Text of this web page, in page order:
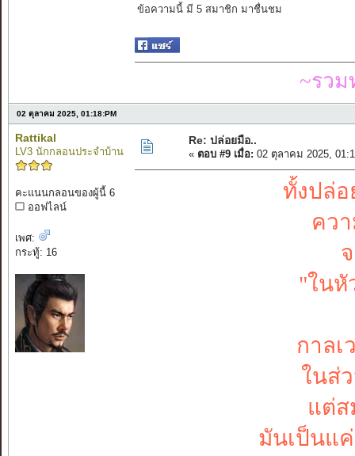
ข้อความนี้ มี 5 สมาชิก มาชื่นชม
~รวม
02 ตุลาคม 2025, 01:18:PM
Rattikal
LV3 นักกลอนประจำบ้าน
คะแนนกลอนของผู้นี้ 6
ออฟไลน์
เพศ:
กระทู้: 16
Re: ปล่อยมือ..
« ตอบ #9 เมื่อ: 02 ตุลาคม 2025,
ทั้งปล่
คว
"ในหั
กาลเ
ในส่
แต่ส
มันเป็นแ